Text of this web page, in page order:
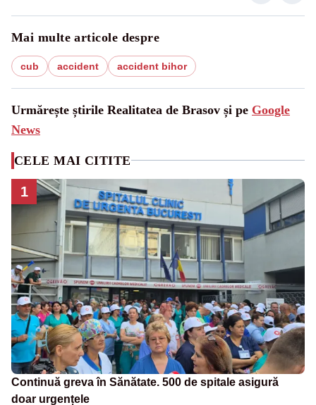
Mai multe articole despre
cub accident accident bihor
Urmărește știrile Realitatea de Brasov și pe Google
News
CELE MAI CITITE
1
Continuă greva în Sănătate. 500 de spitale asigură
doar urgențele